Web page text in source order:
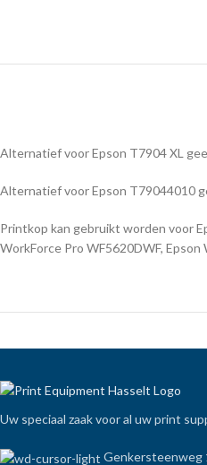
Alternatief voor Epson T7904 XL
Alternatief voor Epson T79044010
Printkop kan gebruikt worden voor
WorkForce Pro WF5620DWF,
Uw speciaal zaak voor al uw print
Genkersteenweg